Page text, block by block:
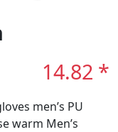
14.82 *
men’s PU
warm Men’s